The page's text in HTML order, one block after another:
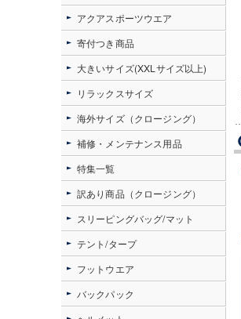
アクアスポーツウエア
寄付つき商品
大きいサイズ(XXLサイズ以上)
リラックスサイズ
海外サイズ（クロージング）
補修・メンテナンス用品
特集一覧
訳あり商品（クロージング）
スリーピングバッグ/マット
テント/タープ
フットウエア
バックパック